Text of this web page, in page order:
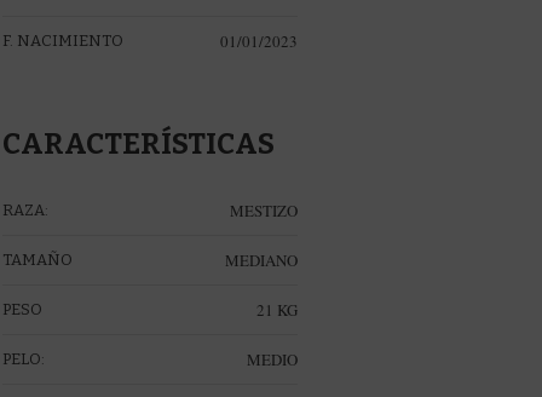
F. NACIMIENTO 01/01/2023
CARACTERÍSTICAS
RAZA: MESTIZO
TAMAÑO MEDIANO
PESO 21 KG
PELO: MEDIO